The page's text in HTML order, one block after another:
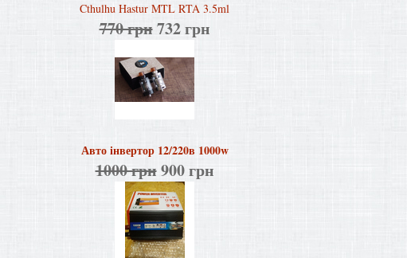
Cthulhu Hastur MTL RTA 3.5ml
770 грн732 грн
Авто інвертор 12/220в 1000w
1000 грн900 грн